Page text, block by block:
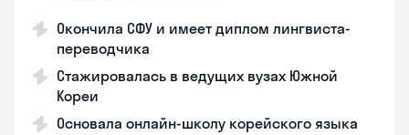
Окончила СФУ и имеет диплом лингвиста-
переводчика
Стажировалась в ведущих вузах Южной
Кореи
Основала онлайн-школу корейского языка